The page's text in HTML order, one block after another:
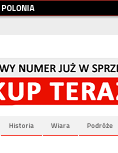
POLONIA
Historia Wiara Podróże